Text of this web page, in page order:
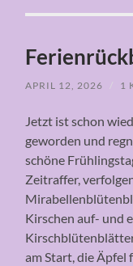
APRIL 12, 2026 / 1
Jetzt ist schon
geworden und
schöne
Zeitraffer,
Kirschen auf- und
am Start, die Äpfel